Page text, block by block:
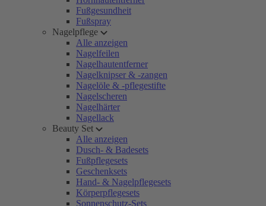
Fußgesundheit
Fußspray
Nagelpflege
Alle anzeigen
Nagelfeilen
Nagelhautentferner
Nagelknipser & -zangen
Nagelöle & -pflegestifte
Nagelscheren
Nagelhärter
Nagellack
Beauty Set
Alle anzeigen
Dusch- & Badesets
Fußpflegesets
Geschenksets
Hand- & Nagelpflegesets
Körperpflegesets
Sonnenschutz-Sets